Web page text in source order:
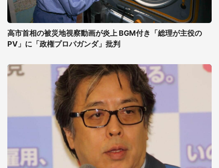
高市首相の被災地視察動画が炎上 BGM付き「総理が主役の
PV」に「政権プロパガンダ」批判